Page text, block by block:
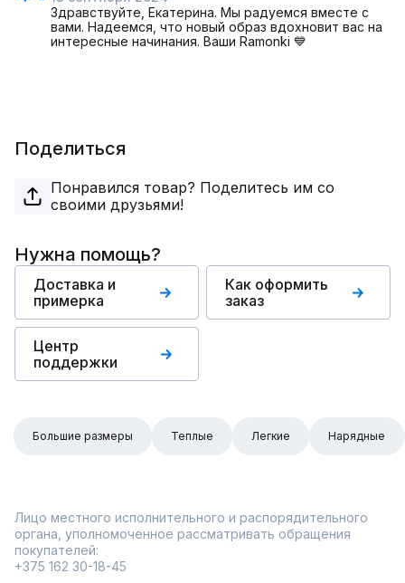
Здравствуйте, Екатерина. Мы радуемся вместе с
вами. Надеемся, что новый образ вдохновит вас на
интересные начинания. Ваши Ramonki 💙
Поделиться
Понравился товар? Поделитесь им со
своими друзьями!
Нужна помощь?
Доставка и
примерка
Как оформить
заказ
Центр
поддержки
Большие размеры Теплые Легкие Нарядные
Лицо местного исполнительного и распорядительного
органа, уполномоченное рассматривать обращения
покупателей:
+375 162 30-18-45